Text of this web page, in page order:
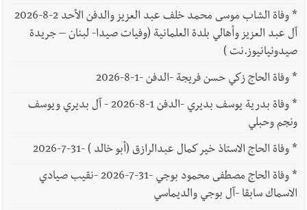
*
وفاة الشاب موسى محمد خلف عبد العزيز والدفن الأحد 2-8-2026
آل عبد العزيز وأهالي بلدة العلمانية (وفيات صيدا- لبنان – جريدة
صيدونيانيوز.نت )
*وفاة الحاج زكي حسن فريجة -الدفن -1-8-2026
*
وفاة بدرية يوسف بديري -الدفن 1-8-2026 - آل بديري ويوسف
ونجم وحبلي
*وفاة الحاج الاستاذ خير كمال عبدالرازق (أبو خالد ) -31-7-2026
*
وفاة الحاج مصطفى محمود بوجي -31-7-2026 -نقيب صيادي
الاسماك سابقا -آل بوجي والديماسي